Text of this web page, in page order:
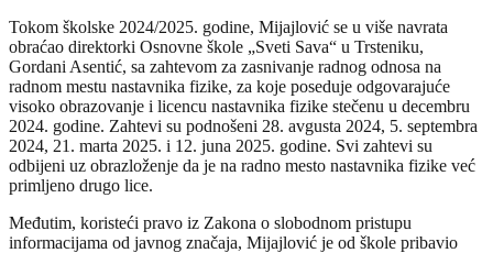
Tokom školske 2024/2025. godine, Mijajlović se u više navrata
obraćao direktorki Osnovne škole „Sveti Sava“ u Trsteniku,
Gordani Asentić, sa zahtevom za zasnivanje radnog odnosa na
radnom mestu nastavnika fizike, za koje poseduje odgovarajuće
visoko obrazovanje i licencu nastavnika fizike stečenu u decembru
2024. godine. Zahtevi su podnošeni 28. avgusta 2024, 5. septembra
2024, 21. marta 2025. i 12. juna 2025. godine. Svi zahtevi su
odbijeni uz obrazloženje da je na radno mesto nastavnika fizike već
primljeno drugo lice.
Međutim, koristeći pravo iz Zakona o slobodnom pristupu
informacijama od javnog značaja, Mijajlović je od škole pribavio